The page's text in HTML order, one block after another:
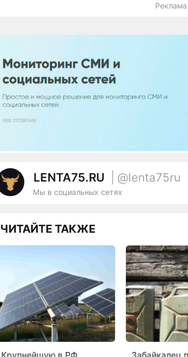
LENTA75.RU | @lenta75ru
Мы в социальных сетях
ЧИТАЙТЕ ТАКЖЕ